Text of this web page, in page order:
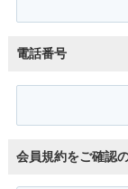
電話番号
会員規約をご確認